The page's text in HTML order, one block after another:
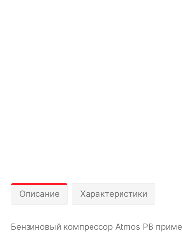
Описание Характеристики
Бензиновый компрессор Atmos PB